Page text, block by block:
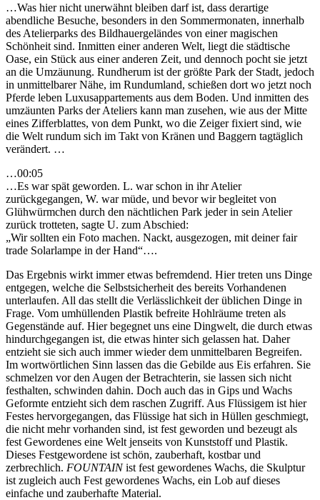
…Was hier nicht unerwähnt bleiben darf ist, dass derartige
abendliche Besuche, besonders in den Sommermonaten, innerhalb
des Atelierparks des Bildhauergeländes von einer magischen
Schönheit sind. Inmitten einer anderen Welt, liegt die städtische
Oase, ein Stück aus einer anderen Zeit, und dennoch pocht sie jetzt
an die Umzäunung. Rundherum ist der größte Park der Stadt, jedoch
in unmittelbarer Nähe, im Rundumland, schießen dort wo jetzt noch
Pferde leben Luxusappartements aus dem Boden. Und inmitten des
umzäunten Parks der Ateliers kann man zusehen, wie aus der Mitte
eines Zifferblattes, von dem Punkt, wo die Zeiger fixiert sind, wie
die Welt rundum sich im Takt von Kränen und Baggern tagtäglich
verändert. …
…00:05
…Es war spät geworden. L. war schon in ihr Atelier
zurückgegangen, W. war müde, und bevor wir begleitet von
Glühwürmchen durch den nächtlichen Park jeder in sein Atelier
zurück trotteten, sagte U. zum Abschied:
„Wir sollten ein Foto machen. Nackt, ausgezogen, mit deiner fair
trade Solarlampe in der Hand“….
Das Ergebnis wirkt immer etwas befremdend. Hier treten uns Dinge
entgegen, welche die Selbstsicherheit des bereits Vorhandenen
unterlaufen. All das stellt die Verlässlichkeit der üblichen Dinge in
Frage. Vom umhüllenden Plastik befreite Hohlräume treten als
Gegenstände auf. Hier begegnet uns eine Dingwelt, die durch etwas
hindurchgegangen ist, die etwas hinter sich gelassen hat. Daher
entzieht sie sich auch immer wieder dem unmittelbaren Begreifen.
Im wortwörtlichen Sinn lassen das die Gebilde aus Eis erfahren. Sie
schmelzen vor den Augen der Betrachterin, sie lassen sich nicht
festhalten, schwinden dahin. Doch auch das in Gips und Wachs
Geformte entzieht sich dem raschen Zugriff. Aus Flüssigem ist hier
Festes hervorgegangen, das Flüssige hat sich in Hüllen geschmiegt,
die nicht mehr vorhanden sind, ist fest geworden und bezeugt als
fest Gewordenes eine Welt jenseits von Kunststoff und Plastik.
Dieses Festgewordene ist schön, zauberhaft, kostbar und
zerbrechlich. FOUNTAINist fest gewordenes Wachs, die Skulptur
ist zugleich auch Fest gewordenes Wachs, ein Lob auf dieses
einfache und zauberhafte Material.